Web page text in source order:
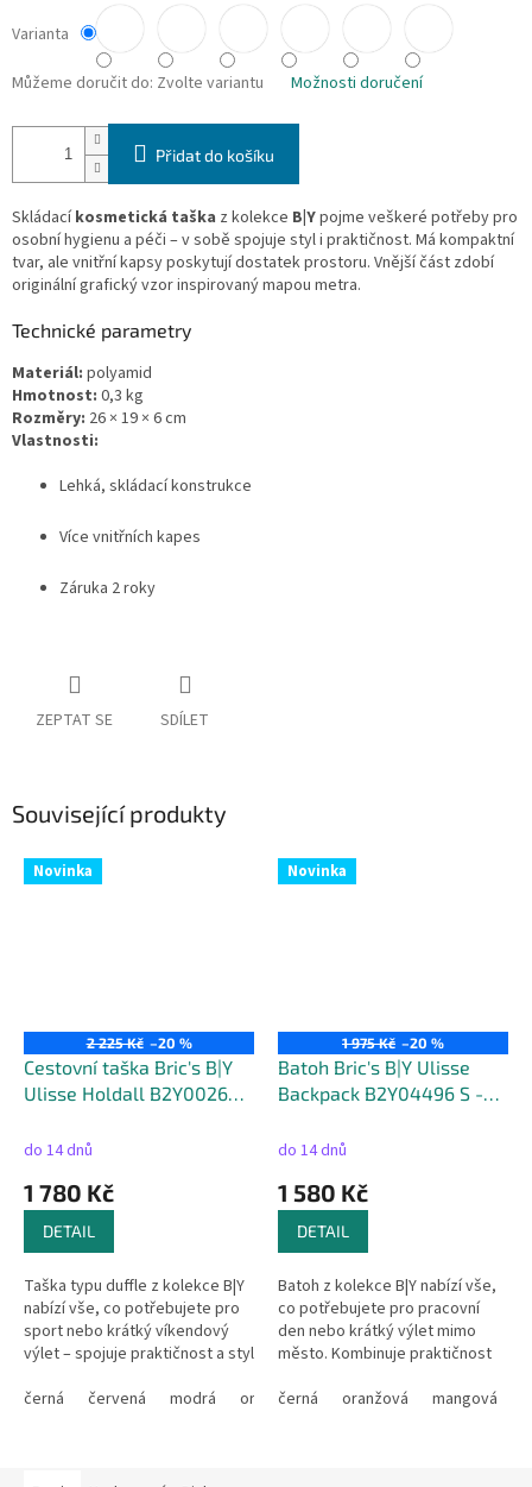
Varianta
Můžeme doručit do: Zvolte variantu Možnosti doručení
Přidat do košíku
Skládacíkosmetická taška z kolekce B|Ypojme veškeré potřeby pro
osobní hygienu a péči – v sobě spojuje styl i praktičnost. Má kompaktní
tvar, ale vnitřní kapsy poskytují dostatek prostoru. Vnější část zdobí
originální grafický vzor inspirovaný mapou metra.
Technické parametry
Materiál: polyamid
Hmotnost: 0,3 kg
Rozměry: 26 × 19 × 6 cm
Vlastnosti:
Lehká, skládací konstrukce
Více vnitřních kapes
Záruka 2 roky
ZEPTAT SE SDÍLET
Související produkty
Novinka
2 225 Kč –20 %
Cestovní taška Bric's B|Y
Ulisse Holdall B2Y00262 -
do 14 dnů
1 780 Kč
DETAIL
Taška typu duffle z kolekce B|Y
nabízí vše, co potřebujete pro
sport nebo krátký víkendový
výlet – spojuje praktičnost a styl
odolná, přičemž její...
černá červená modrá oranžová mangová šedomodrá
Novinka
1 975 Kč –20 %
Batoh Bric's B|Y Ulisse
Backpack B2Y04496 S -
do 14 dnů
1 580 Kč
DETAIL
Batoh z kolekce B|Y nabízí vše,
co potřebujete pro pracovní
den nebo krátký výlet mimo
město. Kombinuje praktičnost
mimořádně lehký a odolný,
černá oranžová mangová